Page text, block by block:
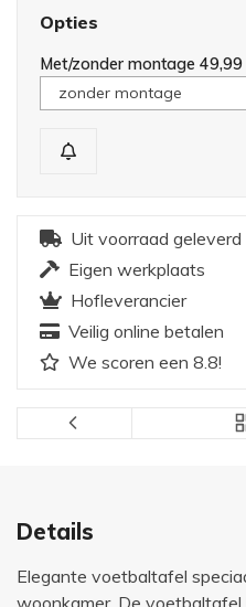
Opties
Met/zonder montage 49,99
Uit voorraad geleverd
Eigen werkplaats
Hofleverancier
Veilig online betalen
We scoren een 8.8!
Details
Elegante voetbaltafel
woonkamer. De